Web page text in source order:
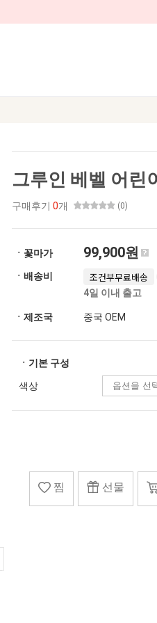
그루인 베벨 어린
구매후기 0개 (0)
ㆍ꽃마가 99,900원
ㆍ배송비 조건부무료배송
4일 이내 출고
ㆍ제조국 중국 OEM
ㆍ기본 구성
색상
찜 선물